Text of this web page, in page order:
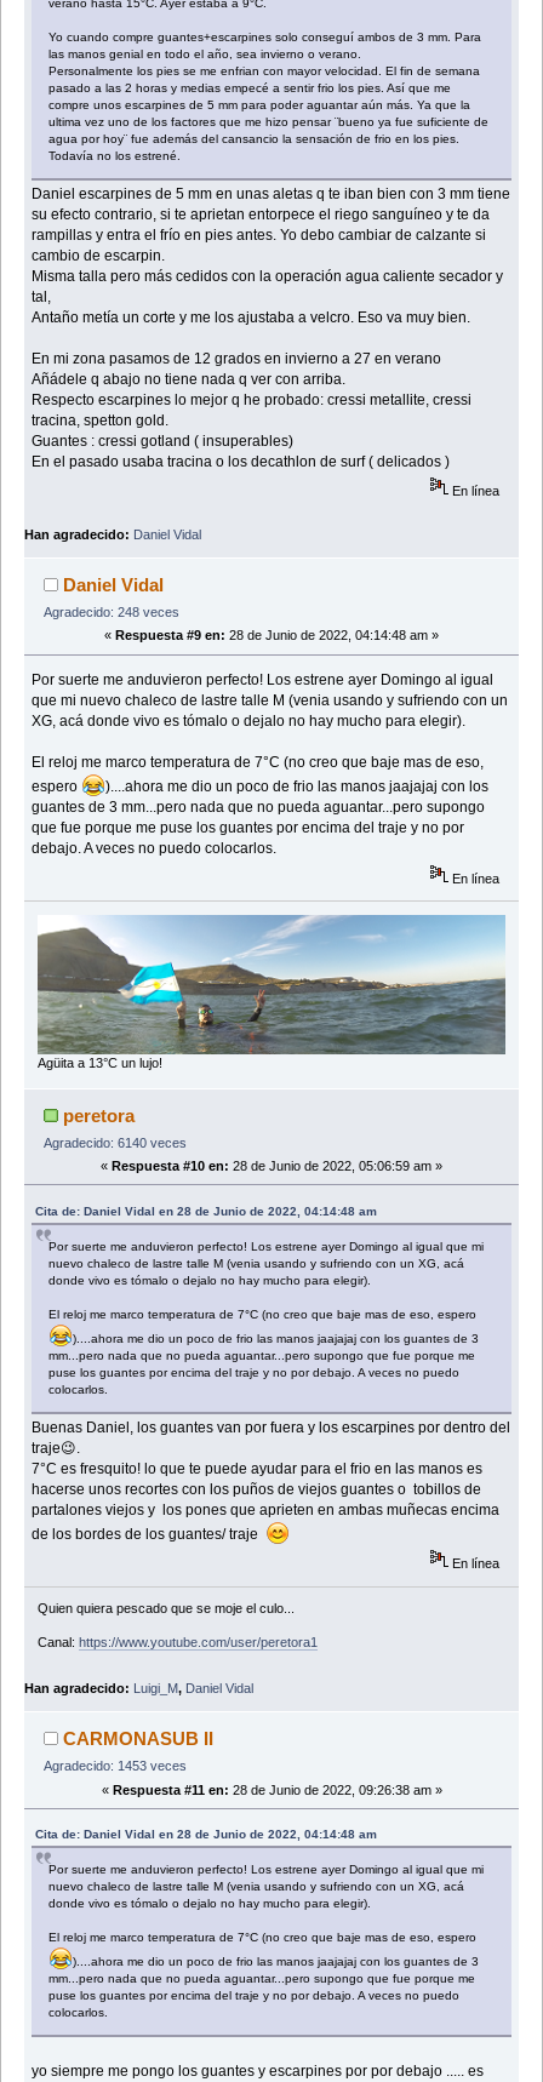
verano hasta 15°C. Ayer estaba a 9°C.
Yo cuando compre guantes+escarpines solo conseguí ambos de 3 mm. Para
las manos genial en todo el año, sea invierno o verano.
Personalmente los pies se me enfrian con mayor velocidad. El fin de semana
pasado a las 2 horas y medias empecé a sentir frio los pies. Así que me
compre unos escarpines de 5 mm para poder aguantar aún más. Ya que la
ultima vez uno de los factores que me hizo pensar ¨bueno ya fue suficiente de
agua por hoy¨ fue además del cansancio la sensación de frio en los pies.
Todavía no los estrené.
Daniel escarpines de 5 mm en unas aletas q te iban bien con 3 mm tiene
su efecto contrario, si te aprietan entorpece el riego sanguíneo y te da
rampillas y entra el frío en pies antes. Yo debo cambiar de calzante si
cambio de escarpin.
Misma talla pero más cedidos con la operación agua caliente secador y
tal,
Antaño metía un corte y me los ajustaba a velcro. Eso va muy bien.
En mi zona pasamos de 12 grados en invierno a 27 en verano
Añádele q abajo no tiene nada q ver con arriba.
Respecto escarpines lo mejor q he probado: cressi metallite, cressi
tracina, spetton gold.
Guantes : cressi gotland ( insuperables)
En el pasado usaba tracina o los decathlon de surf ( delicados )
En línea
Han agradecido: Daniel Vidal
Daniel Vidal
Agradecido: 248 veces
« Respuesta #9 en: 28 de Junio de 2022, 04:14:48 am »
Por suerte me anduvieron perfecto! Los estrene ayer Domingo al igual
que mi nuevo chaleco de lastre talle M (venia usando y sufriendo con un
XG, acá donde vivo es tómalo o dejalo no hay mucho para elegir).
El reloj me marco temperatura de 7°C (no creo que baje mas de eso,
espero
)....ahora me dio un poco de frio las manos jaajajaj con los
guantes de 3 mm...pero nada que no pueda aguantar...pero supongo
que fue porque me puse los guantes por encima del traje y no por
debajo. A veces no puedo colocarlos.
En línea
Agüita a 13°C un lujo!
peretora
Agradecido: 6140 veces
« Respuesta #10 en: 28 de Junio de 2022, 05:06:59 am »
Cita de: Daniel Vidal en 28 de Junio de 2022, 04:14:48 am
Por suerte me anduvieron perfecto! Los estrene ayer Domingo al igual que mi
nuevo chaleco de lastre talle M (venia usando y sufriendo con un XG, acá
donde vivo es tómalo o dejalo no hay mucho para elegir).
El reloj me marco temperatura de 7°C (no creo que baje mas de eso, espero
)....ahora me dio un poco de frio las manos jaajajaj con los guantes de 3
mm...pero nada que no pueda aguantar...pero supongo que fue porque me
puse los guantes por encima del traje y no por debajo. A veces no puedo
colocarlos.
Buenas Daniel, los guantes van por fuera y los escarpines por dentro del
traje😉.
7°C es fresquito! lo que te puede ayudar para el frio en las manos es
hacerse unos recortes con los puños de viejos guantes o tobillos de
partalones viejos y los pones que aprieten en ambas muñecas encima
de los bordes de los guantes/ traje
En línea
Quien quiera pescado que se moje el culo...
Canal: https://www.youtube.com/user/peretora1
Han agradecido: Luigi_M, Daniel Vidal
CARMONASUB II
Agradecido: 1453 veces
« Respuesta #11 en: 28 de Junio de 2022, 09:26:38 am »
Cita de: Daniel Vidal en 28 de Junio de 2022, 04:14:48 am
Por suerte me anduvieron perfecto! Los estrene ayer Domingo al igual que mi
nuevo chaleco de lastre talle M (venia usando y sufriendo con un XG, acá
donde vivo es tómalo o dejalo no hay mucho para elegir).
El reloj me marco temperatura de 7°C (no creo que baje mas de eso, espero
)....ahora me dio un poco de frio las manos jaajajaj con los guantes de 3
mm...pero nada que no pueda aguantar...pero supongo que fue porque me
puse los guantes por encima del traje y no por debajo. A veces no puedo
colocarlos.
yo siempre me pongo los guantes y escarpines por por debajo ..... es